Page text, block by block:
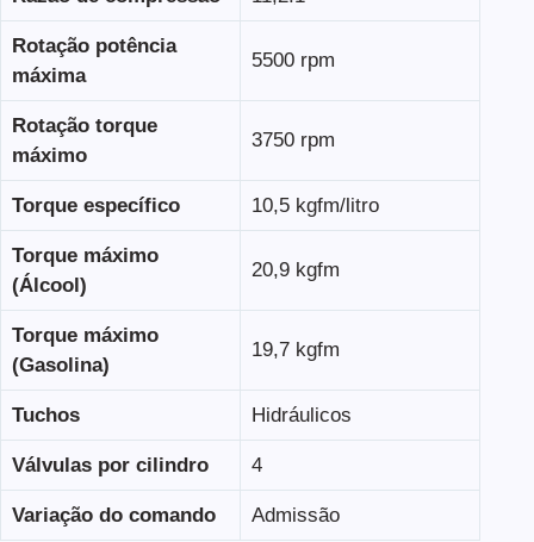
Rotação potência
máxima
5500 rpm
Rotação torque
máximo
3750 rpm
Torque específico 10,5 kgfm/litro
Torque máximo
(Álcool)
20,9 kgfm
Torque máximo
(Gasolina)
19,7 kgfm
Tuchos Hidráulicos
Válvulas por cilindro 4
Variação do comando
Admissão